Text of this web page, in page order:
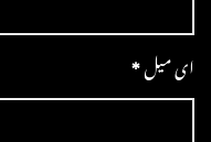
ای میل*